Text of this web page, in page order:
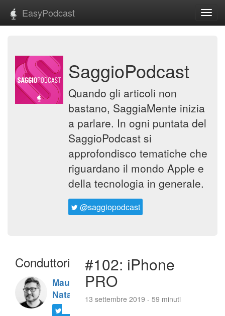
EasyPodcast
SaggioPodcast
Quando gli articoli non
bastano, SaggiaMente inizia
a parlare. In ogni puntata del
SaggioPodcast si
approfondisco tematiche che
riguardano il mondo Apple e
della tecnologia in generale.
@saggiopodcast
Conduttori
Maurizio
Natali
#102: iPhone
PRO
13 settembre 2019 - 59 minuti